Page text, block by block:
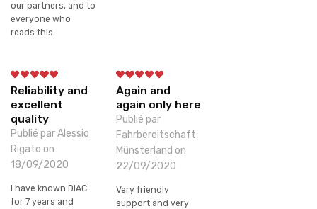
our partners, and to
everyone who
reads this
Reliability and
excellent
quality
Publié par Alessio
Rigato on
18/09/2020
I have known DIAC
for 7 years and
Again and
again only here
Publié par
Fahrbereitschaft
Münsterland on
22/09/2020
Very friendly
support and very